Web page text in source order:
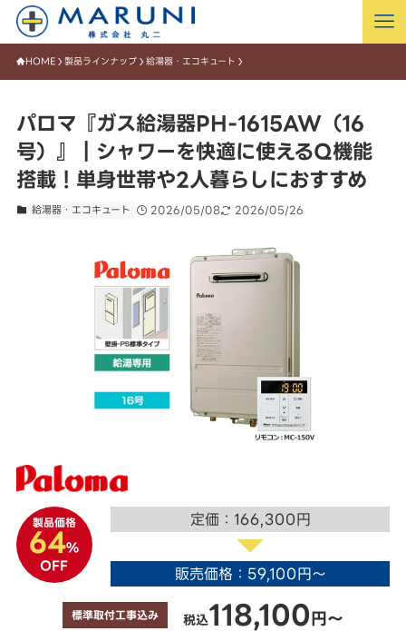
HOME 製品ラインナップ 給湯器・エコキュート
パロマ『ガス給湯器PH-1615AW（16
号）』｜シャワーを快適に使えるQ機能
搭載！単身世帯や2人暮らしにおすすめ
給湯器・エコキュート 2026/05/08 2026/05/26
製品価格
64%
OFF
定価：166,300円
販売価格：59,100円～
標準取付工事込み 税込118,100 円～